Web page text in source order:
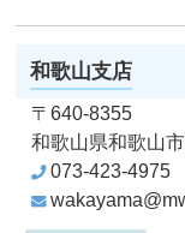
和歌山支店
〒640-8355
和歌山県和歌山
073-423-4975